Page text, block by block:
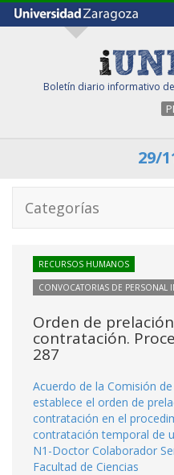
Boletín diario informativo
29/
Categorías
RECURSOS HUMANOS
CONVOCATORIAS DE PERSONAL
Orden de
contratación.
287
Acuerdo de la Comisión
establece el orden de
contratación en el
contratación temporal de
N1-Doctor Colaborador
Facultad de Ciencias